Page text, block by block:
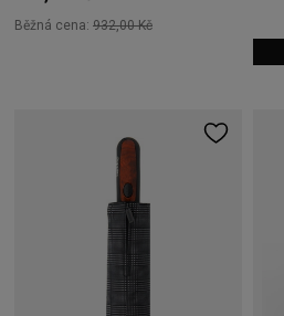
Běžná cena: 932,00 Kč